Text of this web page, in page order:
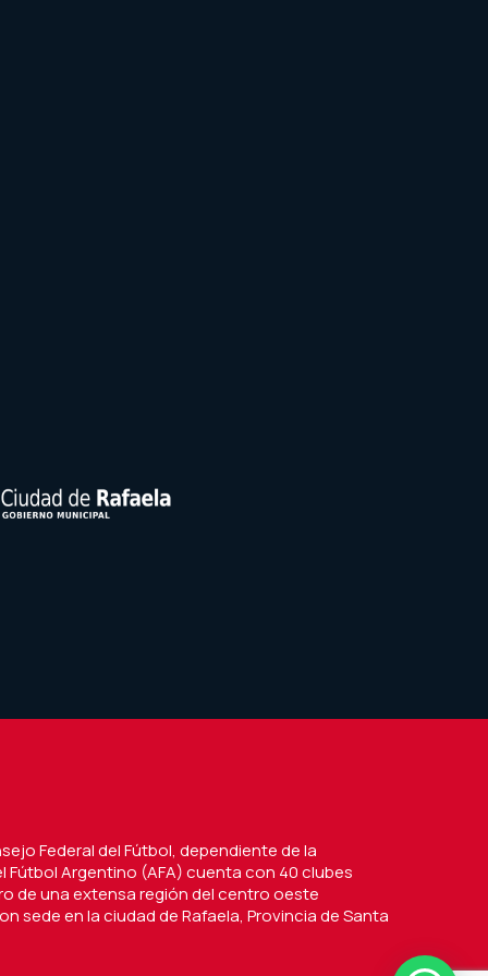
Federal del Fútbol, dependiente de la
Fútbol Argentino (AFA) cuenta con 40 clubes
de una extensa región del centro oeste
sede en la ciudad de Rafaela, Provincia de Santa